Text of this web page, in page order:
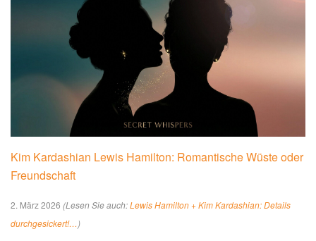
Kim Kardashian Lewis Hamilton: Romantische Wüste oder
Freundschaft
2. März 2026 (Lesen Sie auch:Lewis Hamilton + Kim Kardashian: Details
durchgesickert!…)